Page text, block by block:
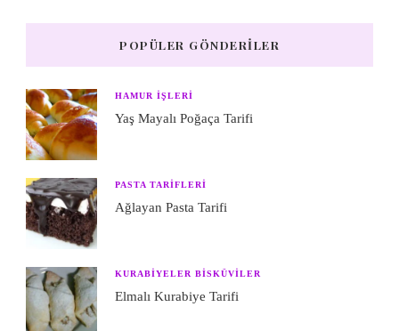
POPÜLER GÖNDERILER
HAMUR IŞLERI
Yaş Mayalı Poğaça Tarifi
PASTA TARIFLERI
Ağlayan Pasta Tarifi
KURABIYELER BISKÜVILER
Elmalı Kurabiye Tarifi